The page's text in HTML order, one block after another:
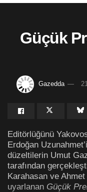
Güçük
Gazedda
Editörlüğünü
Erdoğan
düzeltilerin Umut
tarafından
Karahasan ve
uyarlanan Güçük